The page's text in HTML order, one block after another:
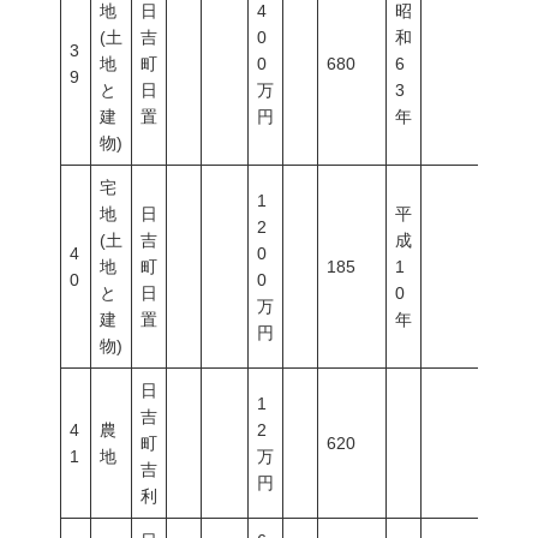
3
9
地
(土
地
と
建
物)
日
吉
町
日
置
4
0
0
万
円
680
昭
和
6
3
年
4
0
宅
地
(土
地
と
建
物)
日
吉
町
日
置
1
2
0
0
万
円
185
平
成
1
0
年
4
1
農
地
日
吉
町
吉
利
1
2
万
円
620